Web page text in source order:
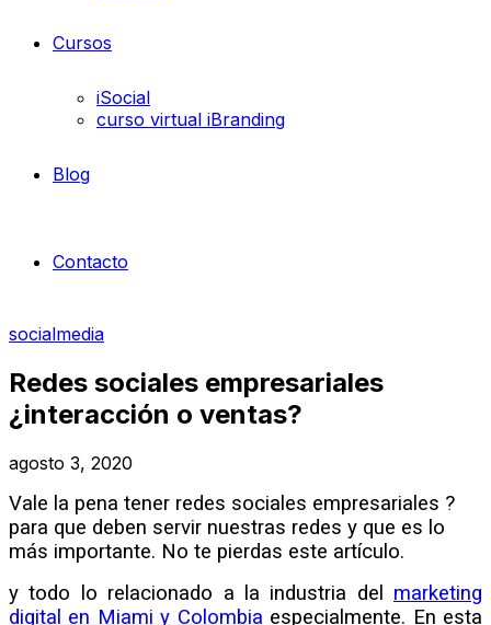
Cursos
iSocial
curso virtual iBranding
Blog
Contacto
socialmedia
Redes sociales empresariales
¿interacción o ventas?
agosto 3, 2020
Vale la pena tener redes sociales empresariales ?
para que deben servir nuestras redes y que es lo
más importante. No te pierdas este artículo.
y todo lo relacionado a la industria del marketing
digital en Miami y Colombia especialmente. En esta